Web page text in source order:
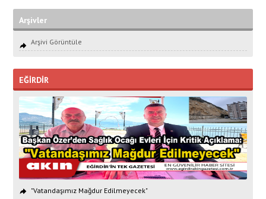
Arşivler
Arşivi Görüntüle
EĞİRDİR
"Vatandaşımız Mağdur Edilmeyecek"